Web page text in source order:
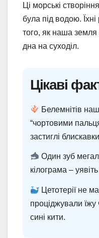
Ці морські
була під водою.
того, як наша земля
дна на суходіл.
Цікаві
Белемнітів
“чортовими
застиглі
Один зуб
кілограма –
Цетотерії не
проціджували їжу
сині кити.